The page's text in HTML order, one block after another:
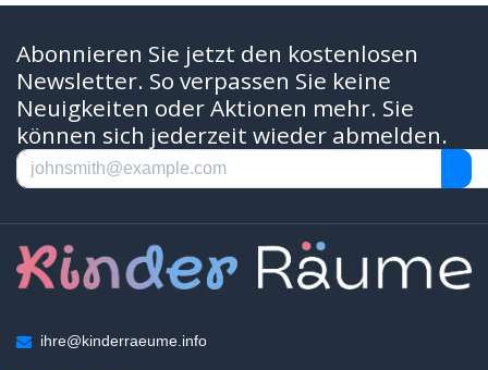
Abonnieren Sie jetzt den kostenlosen
Newsletter. So verpassen Sie keine
Neuigkeiten oder Aktionen mehr. Sie
können sich jederzeit wieder abmelden.
ihre@kinderraeume.info